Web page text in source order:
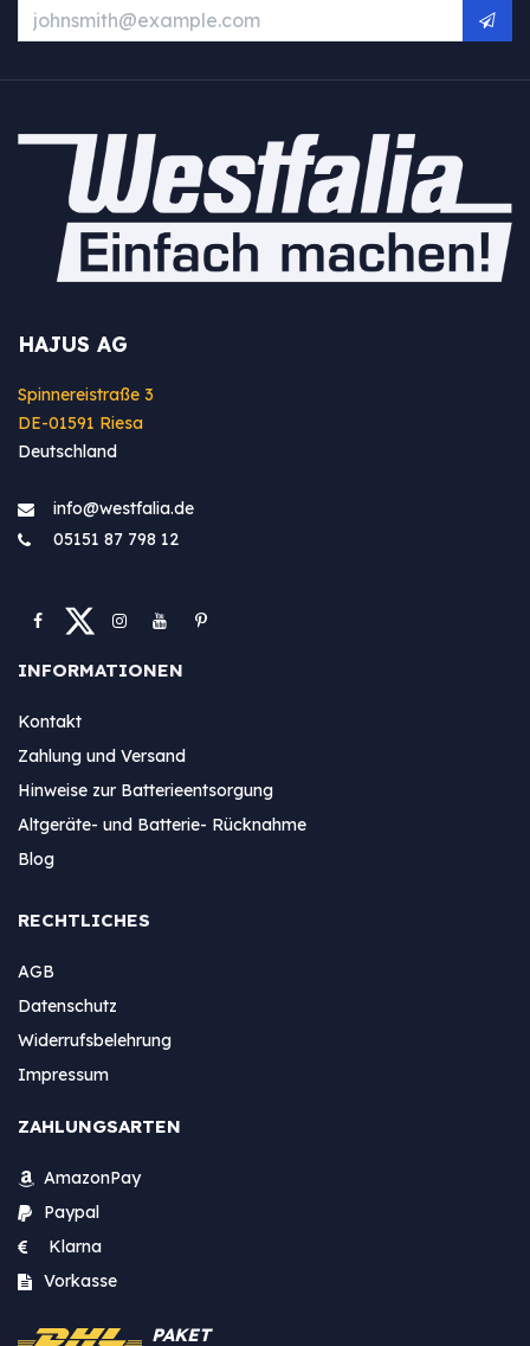
HAJUS AG
Spinnereistraße 3
DE-01591 Riesa
Deutschland
info@westfa​lia.de
05151 87 798 12
INFORMATIONEN
Kontakt
Zahlung und Versand
Hinweise zur Batterieentsorgung
Altgeräte- und Batterie- Rücknahme
Blog
RECHTLICHES
AGB
Datenschutz
Widerrufsbelehrung
Impressum
ZAHLUNGSARTEN
AmazonPay
Paypal
Klarna
Vorkasse
PAKET